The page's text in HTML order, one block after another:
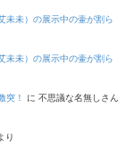
未未）の展示中の壷が割ら
未未）の展示中の壷が割ら
突！ に 不思議な名無しさん
り